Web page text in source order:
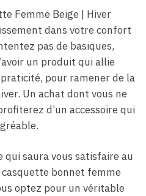
Femme Beige​ | Hiver
dans votre confort
pas de basiques,
un produit qui allie
pour ramener de la
Un achat dont vous ne
d’un accessoire qui
qui saura vous satisfaire au
bonnet femme
optez pour un véritable